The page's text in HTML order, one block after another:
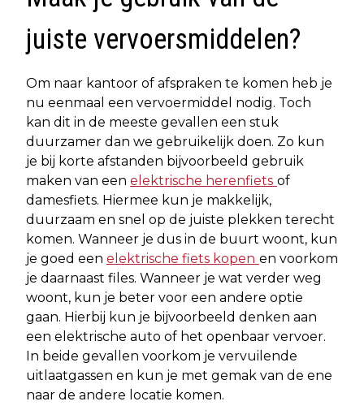
juiste vervoersmiddelen?
Om naar kantoor of afspraken te komen heb je
nu eenmaal een vervoermiddel nodig. Toch
kan dit in de meeste gevallen een stuk
duurzamer dan we gebruikelijk doen. Zo kun
je bij korte afstanden bijvoorbeeld gebruik
maken van een elektrische herenfiets of
damesfiets. Hiermee kun je makkelijk,
duurzaam en snel op de juiste plekken terecht
komen. Wanneer je dus in de buurt woont, kun
je goed een elektrische fiets kopen en voorkom
je daarnaast files. Wanneer je wat verder weg
woont, kun je beter voor een andere optie
gaan. Hierbij kun je bijvoorbeeld denken aan
een elektrische auto of het openbaar vervoer.
In beide gevallen voorkom je vervuilende
uitlaatgassen en kun je met gemak van de ene
naar de andere locatie komen.